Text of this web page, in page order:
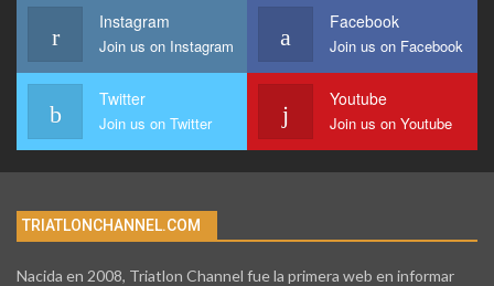
Instagram
Join us on Instagram
Facebook
Join us on Facebook
Twitter
Join us on Twitter
Youtube
Join us on Youtube
TRIATLONCHANNEL.COM
Nacida en 2008, Triatlon Channel fue la primera web en informar